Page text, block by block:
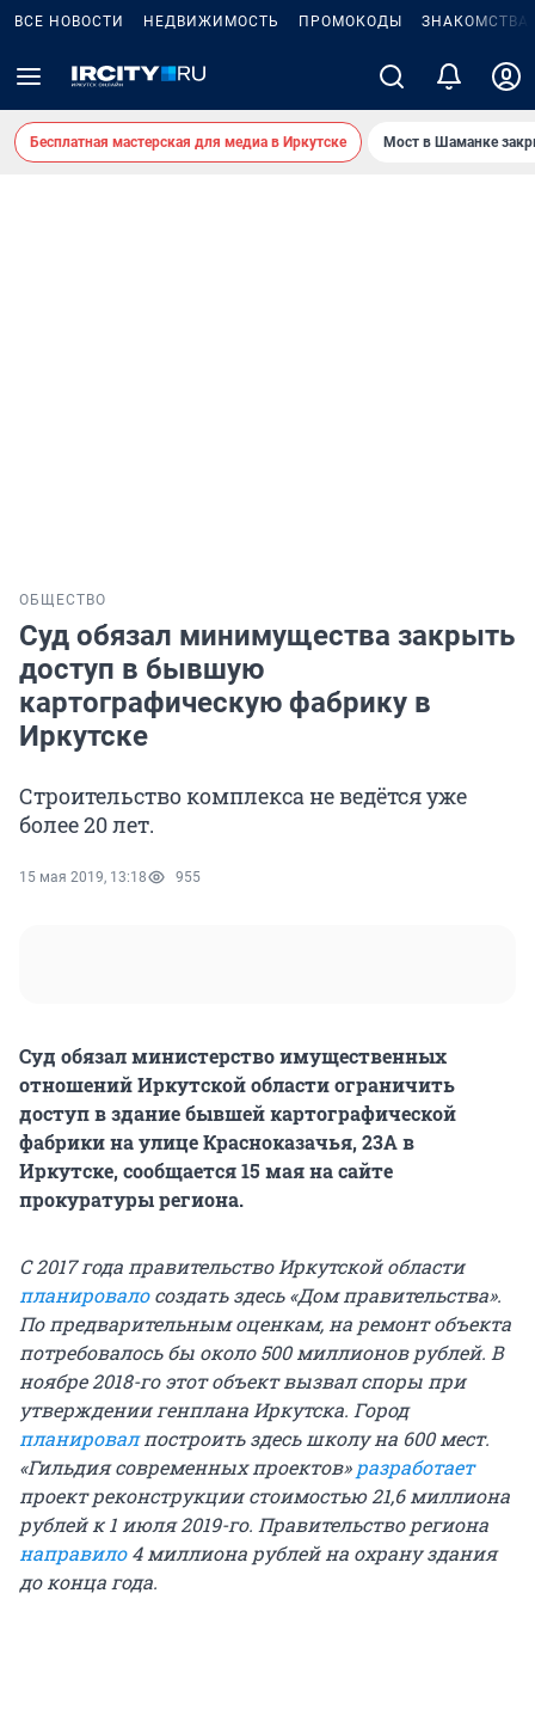
ВСЕ НОВОСТИ НЕДВИЖИМОСТЬ ПРОМОКОДЫ ЗНАКОМСТВА
Бесплатная мастерская для медиа в Иркутске Мост в Шаманке
ОБЩЕСТВО
Суд обязал минимущества закрыть
доступ в бывшую
картографическую фабрику в
Иркутске
Строительство комплекса не ведётся уже
более 20 лет.
15 мая 2019, 13:18 955
Суд обязал министерство имущественных
отношений Иркутской области ограничить
доступ в здание бывшей картографической
фабрики на улице Красноказачья, 23А в
Иркутске, сообщается 15 мая на сайте
прокуратуры региона.
С 2017 года правительство Иркутской области
планировалосоздать здесь «Дом правительства».
По предварительным оценкам, на ремонт объекта
потребовалось бы около 500 миллионов рублей. В
ноябре 2018-го этот объект вызвал споры при
утверждении генплана Иркутска. Город
планировалпостроить здесь школу на 600 мест.
«Гильдия современных проектов» разработает
проект реконструкции стоимостью 21,6 миллиона
рублей к 1 июля 2019-го. Правительство региона
направило4 миллиона рублей на охрану здания
до конца года.